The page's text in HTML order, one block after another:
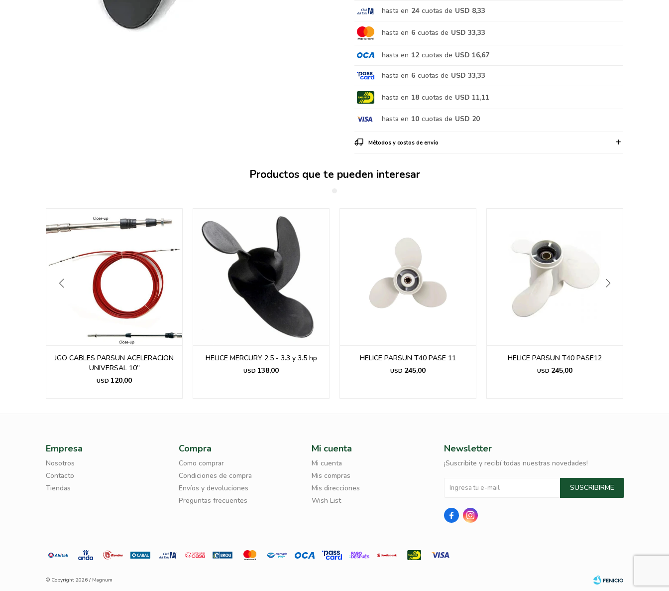
hasta en 24 cuotas de USD 8,33
hasta en 6 cuotas de USD 33,33
hasta en 12 cuotas de USD 16,67
hasta en 6 cuotas de USD 33,33
hasta en 18 cuotas de USD 11,11
hasta en 10 cuotas de USD 20
Métodos y costos de envío
Productos que te pueden interesar
JGO CABLES PARSUN ACELERACION
UNIVERSAL 10”
USD 120,00
HELICE MERCURY 2.5 - 3.3 y 3.5 hp
USD 138,00
HELICE PARSUN T40 PASE 11
USD 245,00
HELICE PARSUN T40 PASE12
USD 245,00
Empresa
Nosotros
Contacto
Tiendas
Compra
Como comprar
Condiciones de compra
Envíos y devoluciones
Preguntas frecuentes
Mi cuenta
Mi cuenta
Mis compras
Mis direcciones
Wish List
Newsletter
¡Suscribite y recibí todas nuestras novedades!
SUSCRIBIRME
 
© Copyright 2026 / Magnum